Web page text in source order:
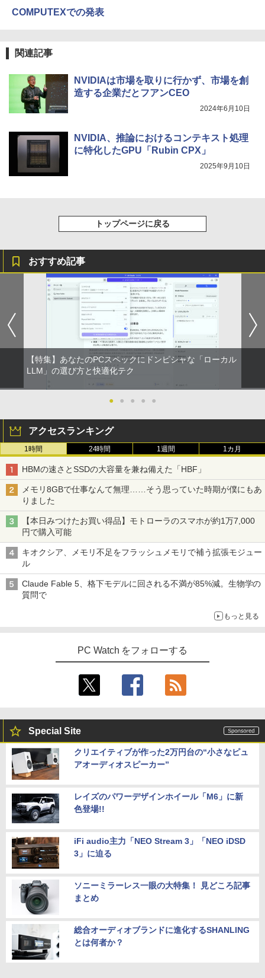
COMPUTEXでの発表
関連記事
NVIDIAは市場を取りに行かず、市場を創
造する企業だとフアンCEO
2024年6月10日
NVIDIA、推論におけるコンテキスト処理
に特化したGPU「Rubin CPX」
2025年9月10日
トップページに戻る
おすすめ記事
【特集】あなたのPCスペックにドンピシャな「ローカル
LLM」の選び方と快適化テク
● ● ● ● ●
アクセスランキング
1時間 24時間 1週間 1カ月
HBMの速さとSSDの大容量を兼ね備えた「HBF」
メモリ8GBで仕事なんて無理……そう思っていた時期が僕にもあ
りました
【本日みつけたお買い得品】モトローラのスマホが約1万7,000
円で購入可能
キオクシア、メモリ不足をフラッシュメモリで補う拡張モジュー
ル
Claude Fable 5、格下モデルに回される不満が85%減。生物学の
質問で
もっと見る
PC Watch をフォローする
Special Site
クリエイティブが作った2万円台の“小さなピュ
アオーディオスピーカー”
レイズのパワーデザインホイール「M6」に新
色登場!!
iFi audio主力「NEO Stream 3」「NEO iDSD
3」に迫る
ソニーミラーレス一眼の大特集！ 見どころ記事
まとめ
総合オーディオブランドに進化するSHANLING
とは何者か？